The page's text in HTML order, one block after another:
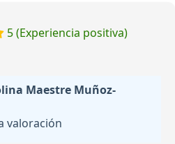
5 (Experiencia positiva)
Maestre Muñoz-
valoración